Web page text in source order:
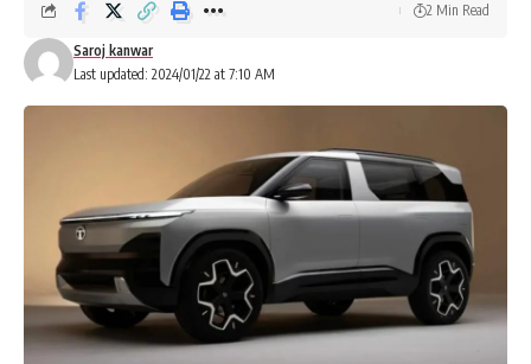
Last updated: 2024/01/22 at 7:10 AM
Saroj kanwar
2 Min Read